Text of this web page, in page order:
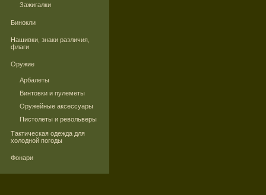
Зажигалки
Бинокли
Нашивки, знаки различия,
флаги
Оружие
Арбалеты
Винтовки и пулеметы
Оружейные аксессуары
Пистолеты и револьверы
Тактическая одежда для
холодной погоды
Фонари